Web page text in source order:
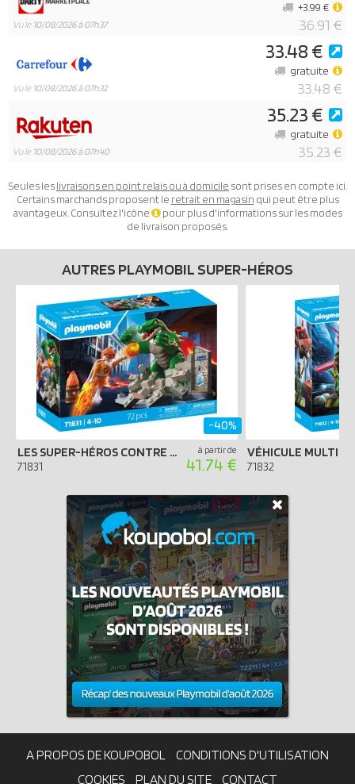
Vu le 10/08/2026 à 07h37 36.91 €
+3.99 €
Vu le 10/08/2026 à 07h32
33.48 €
33.48 €
gratuite
Vu le 10/08/2026 à 07h40
35.23 €
35.23 €
gratuite
Seules leslivraisons en point relais ou à domicile sont prises en compte ici.
Certains marchands proposent le retrait en magasin qui peut être plus
avantageux. Consultez l'icône
pour plus d'informations sur les modes
de livraison proposés.
AUTRES PLAYMOBIL SUPER-HÉROS
LES SUPER-HÉROS CONTRE LE LÉZARD GÉANT
71831
à partir de
41.74 €
-40%
71832
A PROPOS DE KOUPOBOL
CONDITIONS D'UTILISATION
COOKIES
PLAN DU SITE CONTACT